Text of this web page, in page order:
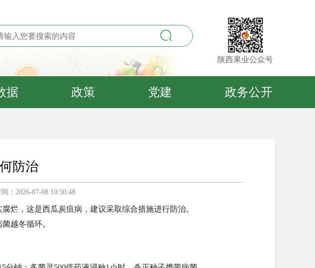
陕西果业公众号
据 政策 党建 政务公开
防治
间：2026-07-08 10:50:48
烂，这是西瓜炭疽病，建议采取综合措施进行防治。
越冬循环。